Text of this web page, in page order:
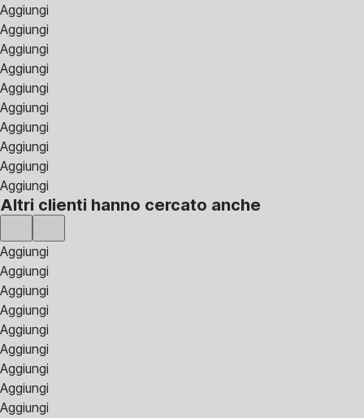
Aggiungi
Aggiungi
Aggiungi
Aggiungi
Aggiungi
Aggiungi
Aggiungi
Aggiungi
Aggiungi
Aggiungi
Altri clienti hanno cercato anche
Aggiungi
Aggiungi
Aggiungi
Aggiungi
Aggiungi
Aggiungi
Aggiungi
Aggiungi
Aggiungi